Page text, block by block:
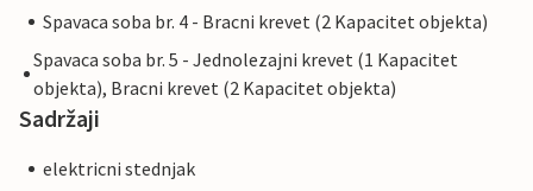
Spavaca soba br. 4 - Bracni krevet (2 Kapacitet objekta)
Spavaca soba br. 5 - Jednolezajni krevet (1 Kapacitet
objekta), Bracni krevet (2 Kapacitet objekta)
Sadržaji
elektricni stednjak